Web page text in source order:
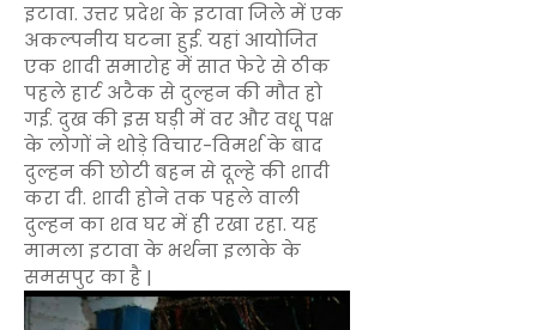
इटावा. उत्तर प्रदेश के इटावा जिले में एक
अकल्पनीय घटना हुई. यहां आयोजित
एक शादी समारोह में सात फेरे से ठीक
पहले हार्ट अटैक से दुल्हन की मौत हो
गई. दुख की इस घड़ी में वर और वधू पक्ष
के लोगों ने थोड़े विचार-विमर्श के बाद
दुल्हन की छोटी बहन से दूल्हे की शादी
करा दी. शादी होने तक पहले वाली
दुल्हन का शव घर में ही रखा रहा. यह
मामला इटावा के भर्थना इलाके के
समसपुर का है |